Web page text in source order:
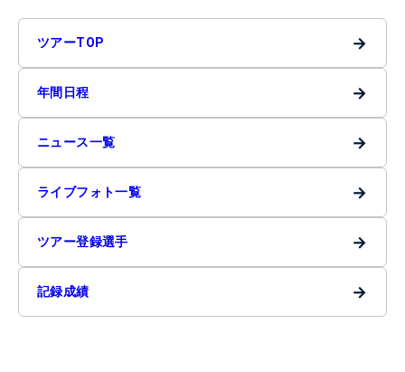
ツアーTOP →
年間日程 →
ニュース一覧 →
ライブフォト一覧 →
ツアー登録選手 →
記録成績 →